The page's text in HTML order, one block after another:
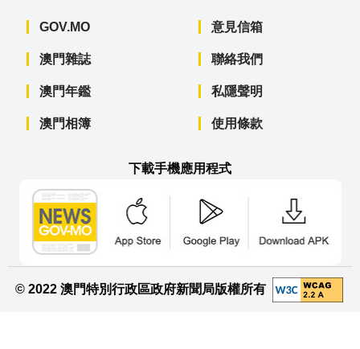
GOV.MO
澳門雜誌
澳門年鑑
澳門相簿
意見信箱
聯絡我們
私隱聲明
使用條款
下載手機應用程式
© 2022 澳門特別行政區政府新聞局版權所有